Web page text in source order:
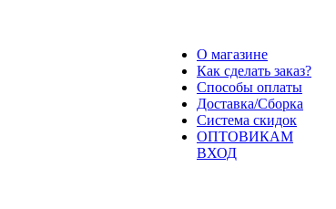
О магазине
Как сделать заказ?
Способы оплаты
Доставка/Сборка
Система скидок
ОПТОВИКАМ
ВХОД